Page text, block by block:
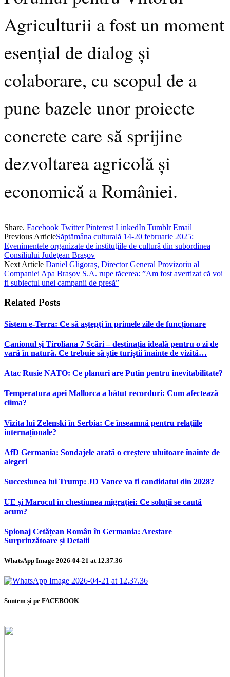
Agriculturii a fost un moment
esențial de dialog și
colaborare, cu scopul de a
pune bazele unor proiecte
concrete care să sprijine
dezvoltarea agricolă și
economică a României.
Share. Facebook Twitter Pinterest LinkedIn Tumblr Email
Previous ArticleSăptămâna culturală 14-20 februarie 2025:
Evenimentele organizate de instituţiile de cultură din subordinea
Consiliului Judeţean Braşov
Next Article Daniel Gligoraș, Director General Provizoriu al
Companiei Apa Brașov S.A. rupe tăcerea: ”Am fost avertizat că voi
fi subiectul unei campanii de presă”
Related Posts
Sistem e-Terra: Ce să aștepți în primele zile de funcționare
Canionul și Tiroliana 7 Scări – destinația ideală pentru o zi de
vară în natură. Ce trebuie să știe turiștii înainte de vizită…
Atac Rusie NATO: Ce planuri are Putin pentru inevitabilitate?
Temperatura apei Mallorca a bătut recorduri: Cum afectează
clima?
Vizita lui Zelenski în Serbia: Ce înseamnă pentru relațiile
internaționale?
AfD Germania: Sondajele arată o creștere uluitoare înainte de
alegeri
Succesiunea lui Trump: JD Vance va fi candidatul din 2028?
UE și Marocul în chestiunea migrației: Ce soluții se caută
acum?
Spionaj Cetățean Român în Germania: Arestare
Surprinzătoare și Detalii
WhatsApp Image 2026-04-21 at 12.37.36
Suntem și pe FACEBOOK